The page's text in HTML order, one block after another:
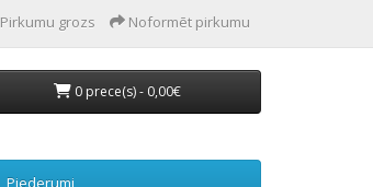
Pirkumu grozs Noformēt pirkumu
0 prece(s) - 0,00€
Piederumi